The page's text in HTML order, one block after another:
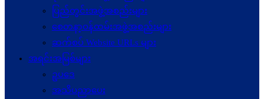
ပြည်တွင်းအဖွဲ့အစည်းများ
စေတနာ့ဝန်ထမ်းအဖွဲ့အစည်းများ
ဆက်စပ် Website URLs များ
အရင်းအမြစ်များ
ဥပဒေ
အသိပညာပေး